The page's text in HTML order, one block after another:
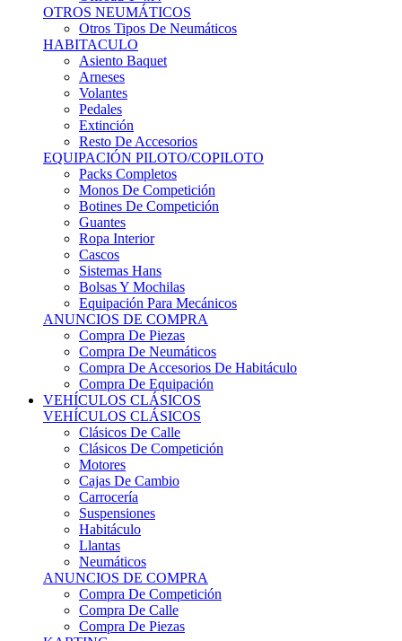
Otros Tipos De Neumáticos
HABITACULO
Asiento Baquet
Arneses
Volantes
Pedales
Extinción
Resto De Accesorios
EQUIPACIÓN PILOTO/COPILOTO
Packs Completos
Monos De Competición
Botines De Competición
Guantes
Ropa Interior
Cascos
Sistemas Hans
Bolsas Y Mochilas
Equipación Para Mecánicos
ANUNCIOS DE COMPRA
Compra De Piezas
Compra De Neumáticos
Compra De Accesorios De Habitáculo
Compra De Equipación
VEHÍCULOS CLÁSICOS
VEHÍCULOS CLÁSICOS
Clásicos De Calle
Clásicos De Competición
Motores
Cajas De Cambio
Carrocería
Suspensiones
Habitáculo
Llantas
Neumáticos
ANUNCIOS DE COMPRA
Compra De Competición
Compra De Calle
Compra De Piezas
KARTING
KARTING